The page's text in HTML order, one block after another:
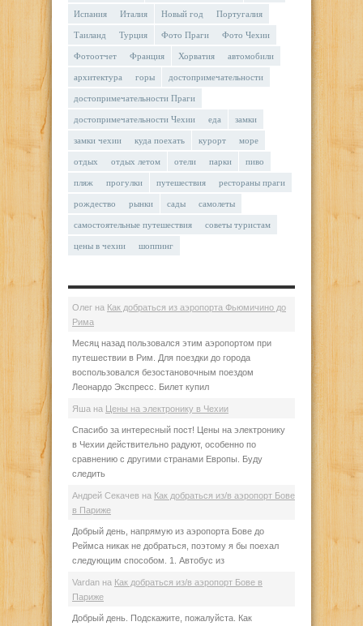
Испания Италия Новый год Португалия
Таиланд Турция Фото Праги Фото Чехии
Фотоотчет Франция Хорватия автомобили
архитектура горы достопримечательности
достопримечательности Праги
достопримечательности Чехии еда замки
замки чехии куда поехать курорт море
отдых отдых летом отели парки пиво
пляж прогулки путешествия рестораны праги
рождество рынки сады самолеты
самостоятельные путешествия советы туристам
цены в чехии шоппинг
Олег на Как добраться из аэропорта Фьюмичино до
Рима
Месяц назад пользовался этим аэропортом при
путешествии в Рим. Для поездки до города
воспользовался безостановочным поездом
Леонардо Экспресс. Билет купил
Яша на Цены на электронику в Чехии
Спасибо за интересный пост! Цены на электронику
в Чехии действительно радуют, особенно по
сравнению с другими странами Европы. Буду
следить
Андрей Секачев на Как добраться из/в аэропорт Бове
в Париже
Добрый день, напрямую из аэропорта Бове до
Реймса никак не добраться, поэтому я бы поехал
следующим способом. 1. Автобус из
Vardan на Как добраться из/в аэропорт Бове в
Париже
Добрый день. Подскажите, пожалуйста. Как